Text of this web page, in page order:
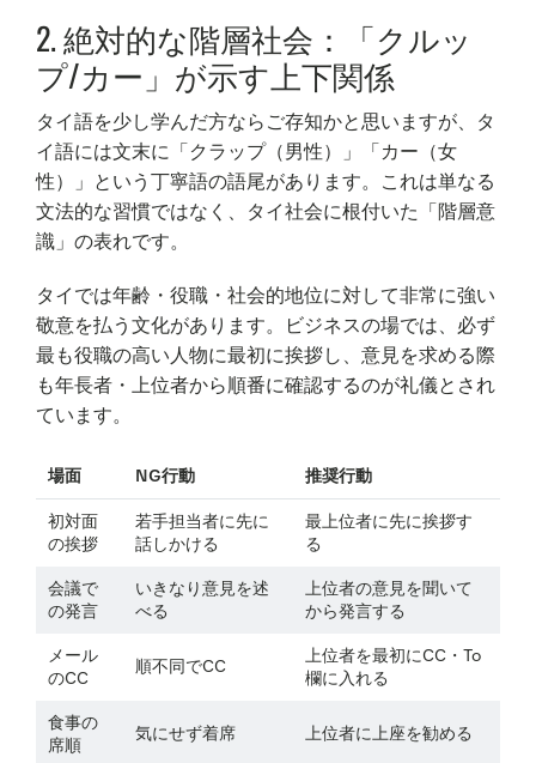
2. 絶対的な階層社会：「クルッ
プ/カー」が示す上下関係
タイ語を少し学んだ方ならご存知かと思いますが、タ
イ語には文末に「クラップ（男性）」「カー（女
性）」という丁寧語の語尾があります。これは単なる
文法的な習慣ではなく、タイ社会に根付いた「階層意
識」の表れです。
タイでは年齢・役職・社会的地位に対して非常に強い
敬意を払う文化があります。ビジネスの場では、必ず
最も役職の高い人物に最初に挨拶し、意見を求める際
も年長者・上位者から順番に確認するのが礼儀とされ
ています。
場面 NG行動 推奨行動
初対面
の挨拶
若手担当者に先に
話しかける
最上位者に先に挨拶す
る
会議で
の発言
いきなり意見を述
べる
上位者の意見を聞いて
から発言する
メール
のCC
順不同でCC
上位者を最初にCC・To
欄に入れる
食事の
席順
気にせず着席 上位者に上座を勧める